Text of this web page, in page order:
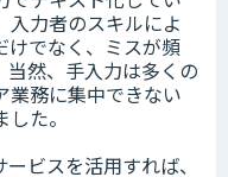
入力者のスキルによ
けでなく、ミスが頻
然、手入力は多くの
業務に集中できない
た。
ビスを活用すれば、